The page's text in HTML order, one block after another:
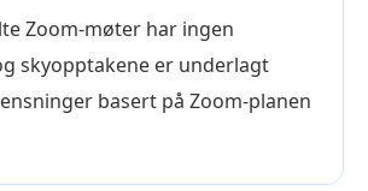
Zoom-møter har ingen
skyopptakene er underlagt
basert på Zoom-planen